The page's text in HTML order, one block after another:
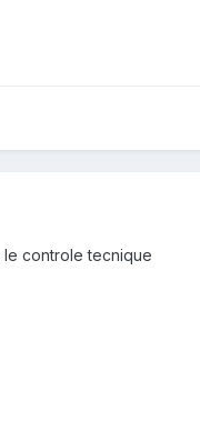
le controle tecnique